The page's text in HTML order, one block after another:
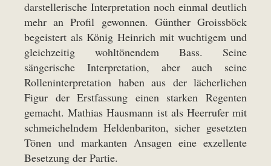
darstellerische Interpretation noch einmal deutlich
mehr an Profil gewonnen. Günther Groissböck
begeistert als König Heinrich mit wuchtigem und
gleichzeitig wohltönendem Bass. Seine
sängerische Interpretation, aber auch seine
Rolleninterpretation haben aus der lächerlichen
Figur der Erstfassung einen starken Regenten
gemacht. Mathias Hausmann ist als Heerrufer mit
schmeichelndem Heldenbariton, sicher gesetzten
Tönen und markanten Ansagen eine exzellente
Besetzung der Partie.